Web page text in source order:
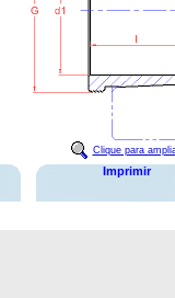
Clique para
Imprimir